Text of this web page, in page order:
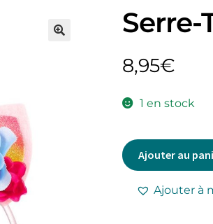
Serre-
8,95€
1 en stock
Ajouter au
Ajouter à